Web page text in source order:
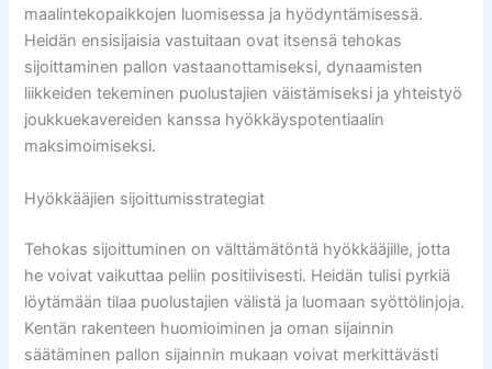
maalintekopaikkojen luomisessa ja hyödyntämisessä.
Heidän ensisijaisia vastuitaan ovat itsensä tehokas
sijoittaminen pallon vastaanottamiseksi, dynaamisten
liikkeiden tekeminen puolustajien väistämiseksi ja yhteistyö
joukkuekavereiden kanssa hyökkäyspotentiaalin
maksimoimiseksi.
Hyökkääjien sijoittumisstrategiat
Tehokas sijoittuminen on välttämätöntä hyökkääjille, jotta
he voivat vaikuttaa peliin positiivisesti. Heidän tulisi pyrkiä
löytämään tilaa puolustajien välistä ja luomaan syöttölinjoja.
Kentän rakenteen huomioiminen ja oman sijainnin
säätäminen pallon sijainnin mukaan voivat merkittävästi